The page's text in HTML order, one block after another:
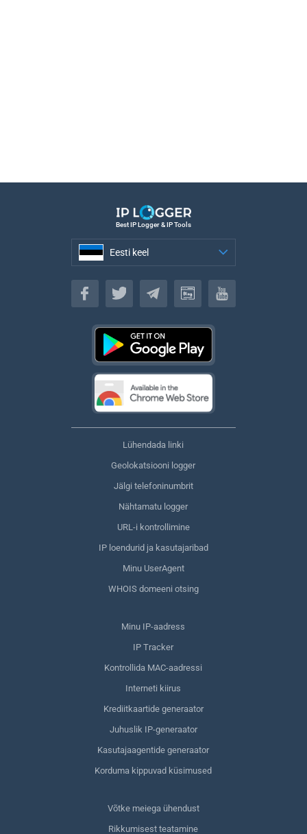
Best IP Logger & IP Tools
Eesti keel
Eesti keel
Lühendada linki
Geolokatsiooni logger
Jälgi telefoninumbrit
Nähtamatu logger
URL-i kontrollimine
IP loendurid ja kasutajaribad
Minu UserAgent
WHOIS domeeni otsing
Minu IP-aadress
IP Tracker
Kontrollida MAC-aadressi
Interneti kiirus
Krediitkaartide generaator
Juhuslik IP-generaator
Kasutajaagentide generaator
Korduma kippuvad küsimused
Võtke meiega ühendust
Rikkumisest teatamine